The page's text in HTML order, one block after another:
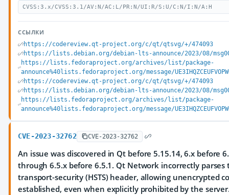
CVSS:3.x/CVSS:3.1/AV:N/AC:L/PR:N/UI:R/S:U/C:N/I:N/A:H
ССЫЛКИ
https://codereview.qt-project.org/c/qt/qtsvg/+/474093
https://lists.debian.org/debian-lts-announce/2023/08/
https://lists.fedoraproject.org/archives/list/package-
announce%40lists.fedoraproject.org/message/
https://codereview.qt-project.org/c/qt/qtsvg/+/474093
https://lists.debian.org/debian-lts-announce/2023/08/
https://lists.fedoraproject.org/archives/list/package-
announce%40lists.fedoraproject.org/message/
CVE-2023-32762 CVE-2023-32762
An issue was discovered in Qt before 5.15.14, 6.x before
through 6.5.x before 6.5.1. Qt Network incorrectly parses
transport-security (HSTS) header, allowing unencrypted
established, even when explicitly prohibited by the